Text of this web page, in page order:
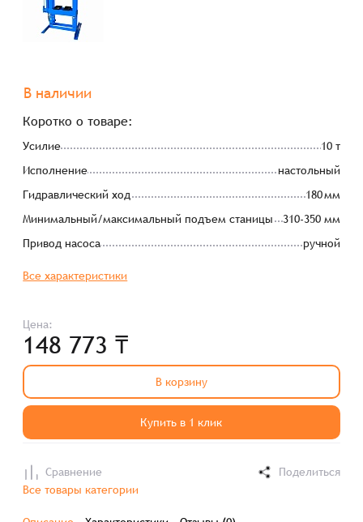
В наличии
Коротко о товаре:
Усилие
10 т
Исполнение
настольный
Гидравлический ход
180 мм
Минимальный/максимальный подъем станицы
310-350 мм
Привод насоса
ручной
Все характеристики
Цена:
148 773 ₸
В корзину
Купить в 1 клик
Сравнение
Поделиться
Все товары категории